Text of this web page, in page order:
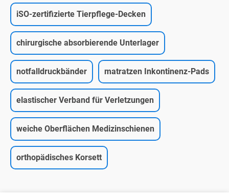
iSO-zertifizierte Tierpflege-Decken
chirurgische absorbierende Unterlager
notfalldruckbänder matratzen Inkontinenz-Pads
elastischer Verband für Verletzungen
weiche Oberflächen Medizinschienen
orthopädisches Korsett